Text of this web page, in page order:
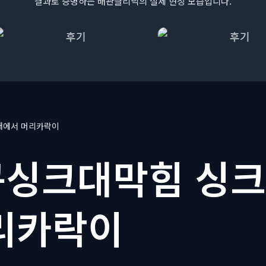
서 머리카락이
크대막힘 싱
카락이